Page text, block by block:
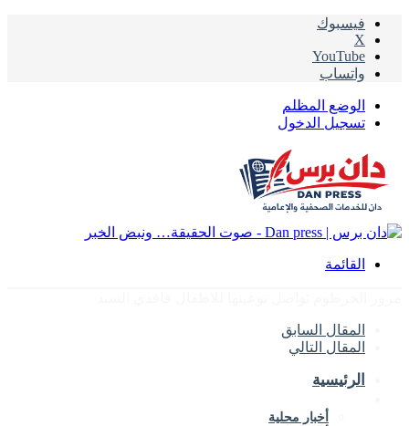
فيسبوك
‫X
‫YouTube
واتساب
الوضع المظلم
تسجيل الدخول
القائمة
المقال السابق
المقال التالي
الرئيسية
أخبار محلية